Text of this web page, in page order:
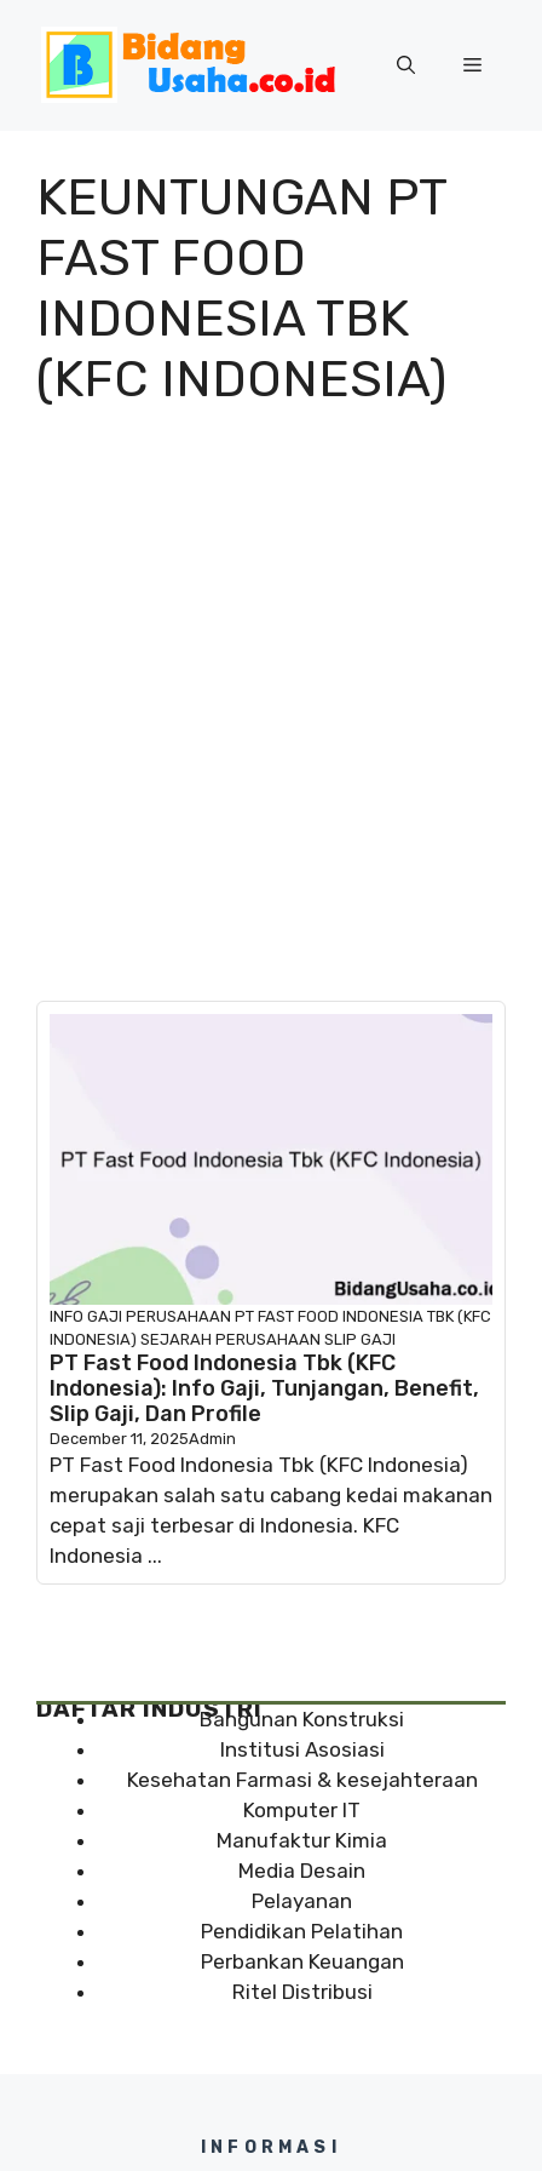
Menu
KEUNTUNGAN PT
FAST FOOD
INDONESIA TBK
(KFC INDONESIA)
INFO GAJI PERUSAHAAN PT FAST FOOD INDONESIA TBK (KFC
INDONESIA) SEJARAH PERUSAHAAN SLIP GAJI
PT Fast Food Indonesia Tbk (KFC
Indonesia): Info Gaji, Tunjangan, Benefit,
Slip Gaji, Dan Profile
December 11, 2025Admin
PT Fast Food Indonesia Tbk (KFC Indonesia)
merupakan salah satu cabang kedai makanan
cepat saji terbesar di Indonesia. KFC
Indonesia ...
DAFTAR INDUSTRIBangunan Konstruksi
Institusi Asosiasi
Kesehatan Farmasi & kesejahteraan
Komputer IT
Manufaktur Kimia
Media Desain
Pelayanan
Pendidikan Pelatihan
Perbankan Keuangan
Ritel Distribusi
INFORMASI